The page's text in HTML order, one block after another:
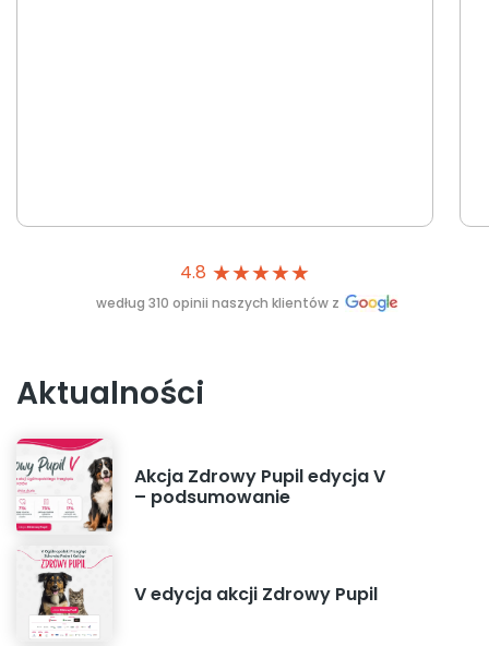
4.8 ★★★★★
według 310 opinii naszych klientów z
Aktualności
Akcja Zdrowy Pupil edycja V
– podsumowanie
V edycja akcji Zdrowy Pupil